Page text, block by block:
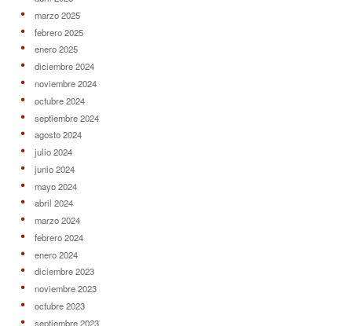
marzo 2025
febrero 2025
enero 2025
diciembre 2024
noviembre 2024
octubre 2024
septiembre 2024
agosto 2024
julio 2024
junio 2024
mayo 2024
abril 2024
marzo 2024
febrero 2024
enero 2024
diciembre 2023
noviembre 2023
octubre 2023
septiembre 2023